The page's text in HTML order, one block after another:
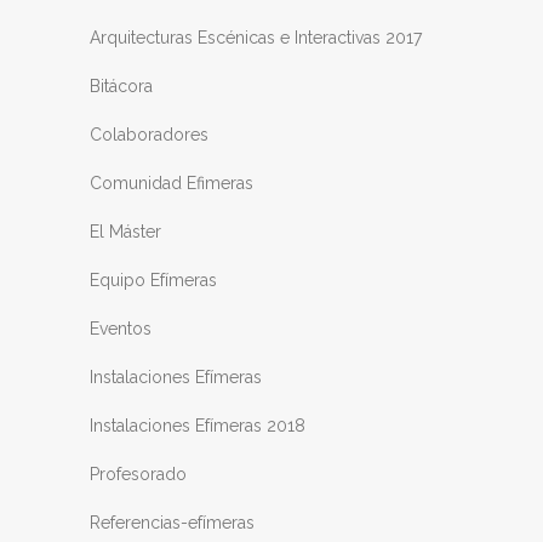
Arquitecturas Escénicas e Interactivas 2017
Bitácora
Colaboradores
Comunidad Efimeras
El Máster
Equipo Efímeras
Eventos
Instalaciones Efímeras
Instalaciones Efímeras 2018
Profesorado
Referencias-efímeras